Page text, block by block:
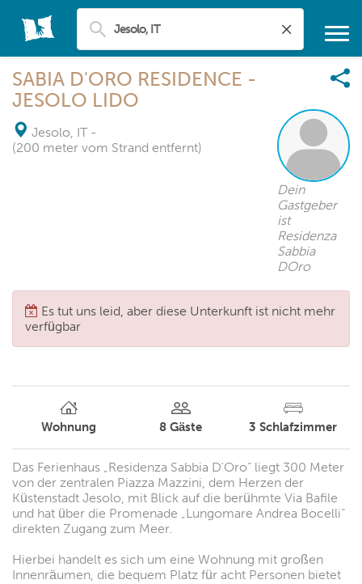
SABIA D'ORO RESIDENCE -
JESOLO LIDO
Jesolo, IT -
(200 meter vom Strand entfernt)
Dein
Gastgeber
ist
Residenza
Sabbia
DOro
Es tut uns leid, aber diese Unterkunft ist nicht mehr
verfügbar
Wohnung 8 Gäste 3 Schlafzimmer
Das Ferienhaus „Residenza Sabbia D'Oro“ liegt 300 Meter
von der zentralen Piazza Mazzini, dem Herzen der
Küstenstadt Jesolo, mit Blick auf die berühmte Via Bafile
und hat über die Promenade „Lungomare Andrea Bocelli“
direkten Zugang zum Meer.
Hierbei handelt es sich um eine Wohnung mit großen
Innenräumen, die bequem Platz für acht Personen bietet